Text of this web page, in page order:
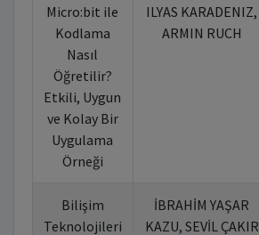
Micro:bit ile
Kodlama
Nasıl
Öğretilir?
Etkili, Uygun
ve Kolay Bir
Uygulama
Örneği
ILYAS KARADENIZ,
ARMIN RUCH
Bilişim
Teknolojileri
İBRAHİM YAŞAR
KAZU, SEVİL ÇAKIR